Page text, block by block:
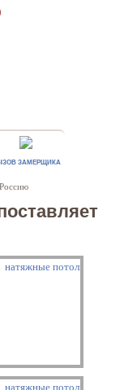
ЗАМЕРЩИКА